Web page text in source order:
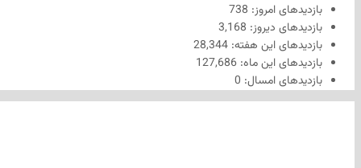
بازدیدهای امروز: 738
بازدیدهای دیروز: 3,168
بازدیدهای این هفته: 28,344
بازدیدهای این ماه: 127,686
بازدیدهای امسال: 0